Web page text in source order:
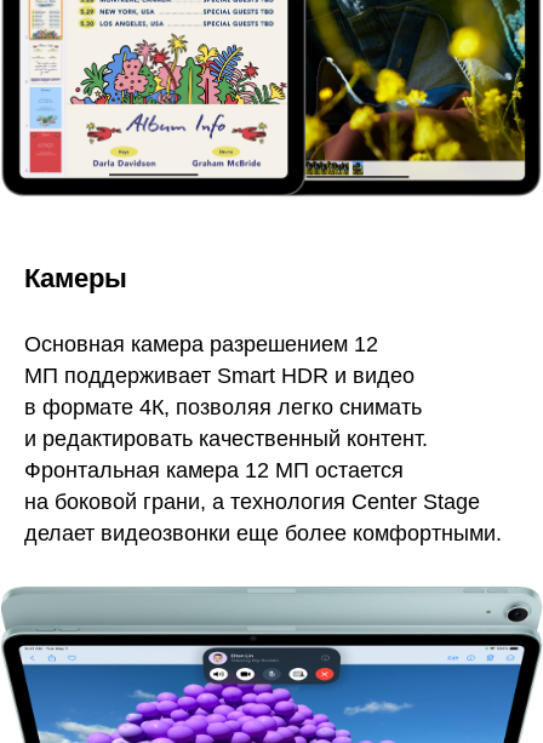
Камеры
Основная камера разрешением 12
МП поддерживает Smart HDR и видео
в формате 4К, позволяя легко снимать
и редактировать качественный контент.
Фронтальная камера 12 МП остается
на боковой грани, а технология Center Stage
делает видеозвонки еще более комфортными.